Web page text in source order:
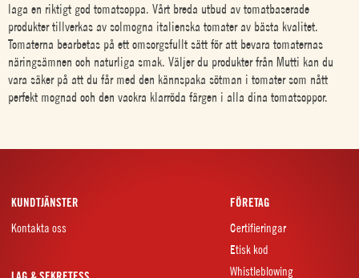
laga en riktigt god tomatsoppa. Vårt breda utbud av tomatbaserade
produkter tillverkas av solmogna italienska tomater av bästa kvalitet.
Tomaterna bearbetas på ett omsorgsfullt sätt för att bevara tomaternas
näringsämnen och naturliga smak. Väljer du produkter från Mutti kan du
vara säker på att du får med den kännspaka sötman i tomater som nått
perfekt mognad och den vackra klarröda färgen i alla dina tomatsoppor.
KUNDTJÄNSTER
Kontakta oss
FÖRETAG
Certifieringar
Etisk kod
Whistleblowing